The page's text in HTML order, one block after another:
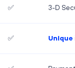
✅ 3-D
✅ Unique